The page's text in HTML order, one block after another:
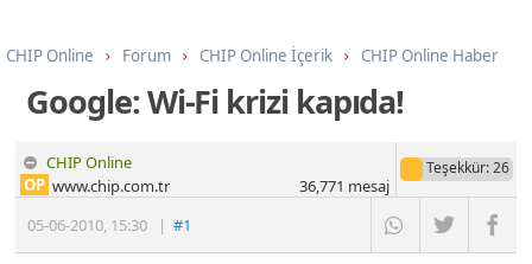
CHIP Online Forum CHIP Online İçerik CHIP Online Haber
Google: Wi-Fi krizi kapıda!
CHIP Online
05-06-2010, 15:30 |#1
OP www.chip.com.tr
Teşekkür: 26
36,771 mesaj